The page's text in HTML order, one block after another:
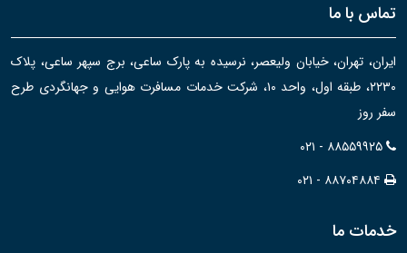
تماس با ما
ایران، تهران، خیابان ولیعصر، نرسیده به پارک ساعی، برج سپهر ساعی، پلاک
۲۲۳۰، طبقه اول، واحد ۱۰، شرکت خدمات مسافرت هوایی و جهانگردی طرح
سفر روز
۰۲۱ - ۸۸۵۵۹۹۲۵
۰۲۱ - ۸۸۷۰۴۸۸۴
خدمات ما